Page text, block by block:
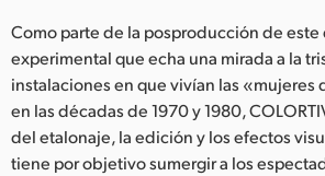
Turkey
UAE
Ukraine
Como parte de la posproducción de
experimental que echa una mirada a la
instalaciones en que vivían las «mujeres
en las décadas de 1970 y 1980,
del etalonaje, la edición y los efectos
tiene por objetivo sumergir a los